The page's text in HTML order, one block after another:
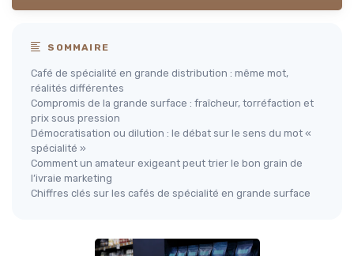
SOMMAIRE
Café de spécialité en grande distribution : même mot,
réalités différentes
Compromis de la grande surface : fraîcheur, torréfaction et
prix sous pression
Démocratisation ou dilution : le débat sur le sens du mot «
spécialité »
Comment un amateur exigeant peut trier le bon grain de
l’ivraie marketing
Chiffres clés sur les cafés de spécialité en grande surface